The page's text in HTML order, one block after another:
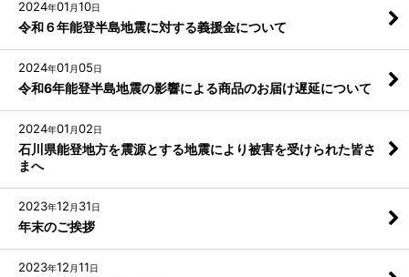
2024年01 月10日
令和６年能登半島地震に対する義援金について
2024年01 月05日
令和6年能登半島地震の影響による商品のお届け遅延について
2024年01 月02日
石川県能登地方を震源とする地震により被害を受けられた皆さ
まへ
2023年12 月 31日
年末のご挨拶
2023年12 月11日